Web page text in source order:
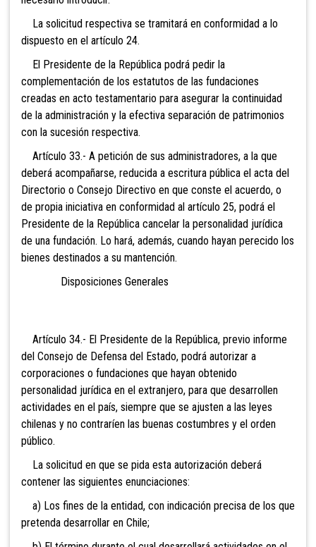
La solicitud respectiva se tramitará en conformidad a lo
dispuesto en el artículo 24.
El Presidente de la República podrá pedir la
complementación de los estatutos de las fundaciones
creadas en acto testamentario para asegurar la continuidad
de la administración y la efectiva separación de patrimonios
con la sucesión respectiva.
Artículo 33.- A petición de sus administradores, a la que
deberá acompañarse, reducida a escritura pública el acta del
Directorio o Consejo Directivo en que conste el acuerdo, o
de propia iniciativa en conformidad al artículo 25, podrá el
Presidente de la República cancelar la personalidad jurídica
de una fundación. Lo hará, además, cuando hayan perecido los
bienes destinados a su mantención.
Disposiciones Generales
Artículo 34.- El Presidente de la República, previo informe
del Consejo de Defensa del Estado, podrá autorizar a
corporaciones o fundaciones que hayan obtenido
personalidad jurídica en el extranjero, para que desarrollen
actividades en el país, siempre que se ajusten a las leyes
chilenas y no contraríen las buenas costumbres y el orden
público.
La solicitud en que se pida esta autorización deberá
contener las siguientes enunciaciones:
a) Los fines de la entidad, con indicación precisa de los que
pretenda desarrollar en Chile;